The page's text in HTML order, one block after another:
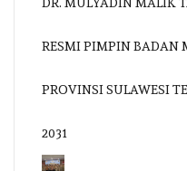
RESMI PIMPIN BADAN
PROVINSI SULAWESI
2031